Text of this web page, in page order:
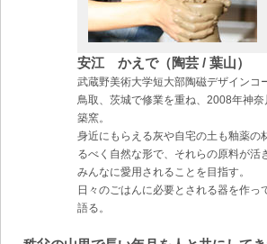
安江 かえで（陶芸 / 葉山）
武蔵野美術大学短大部陶磁デザインコ
鳥取、茨城で修業を重ね、2008年神奈
築窯。
身近にもらえる灰や自宅の土も釉薬の
るべく自然な形で、それらの原料が活
みんなに愛用されることを目指す。
日々のごはんに必要とされる器を作っ
語る。